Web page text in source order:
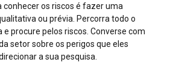
conhecer os riscos é fazer uma
ou prévia. Percorra todo o
procure pelos riscos. Converse com
setor sobre os perigos que eles
a sua pesquisa.